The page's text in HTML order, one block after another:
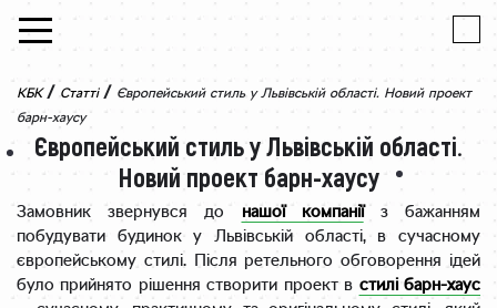
Skip to content
КБК / Статті / Європейський стиль у Львівській області. Новий проект
барн-хаусу
Європейський стиль у Львівській області.
Новий проект барн-хаусу
Замовник звернувся до нашої компаніїз бажанням
побудувати будинок у Львівській області, в сучасному
європейському стилі. Після ретельного обговорення ідей
було прийнято рішення створити проект в стилі барн-хаус